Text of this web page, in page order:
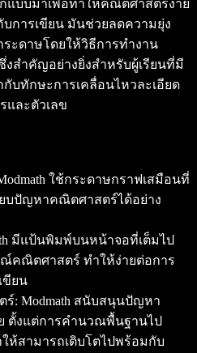
แบบมาเพื่อทำให้คณิตศาสตร์ง่าย
การเขียน มันช่วยลดความยุ่ง
ะดาษโดยให้วิธีการทำงาน
สำคัญอย่างยิ่งสำหรับผู้เรียนที่มี
บทักษะการเคลื่อนไหวละเอียด
และตัวเลข
ใช้กระดาษกราฟเสมือนที่
ยบปัญหาคณิตศาสตร์ได้อย่าง
มีแป้นพิมพ์บนหน้าจอที่เต็มไป
คณิตศาสตร์ ทำให้ง่ายต่อการ
ขียน
: Modmath สนับสนุนปัญหา
ตั้งแต่การคำนวณพื้นฐานไป
สามารถเติบโตไปพร้อมกับ